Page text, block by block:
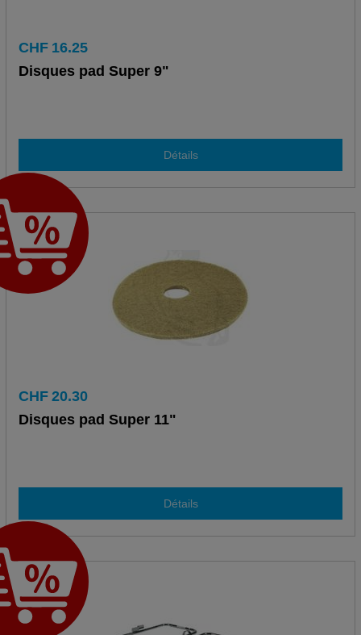
CHF 16.25
Disques pad Super 9"
Détails
CHF 20.30
Disques pad Super 11"
Détails